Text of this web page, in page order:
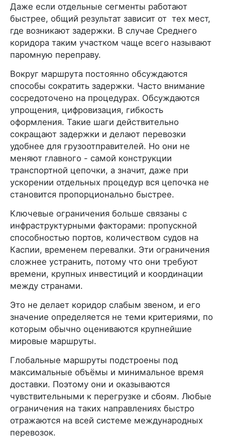
Даже если отдельные сегменты работают
быстрее, общий результат зависит от тех мест,
где возникают задержки. В случае Среднего
коридора таким участком чаще всего называют
паромную переправу.
Вокруг маршрута постоянно обсуждаются
способы сократить задержки. Часто внимание
сосредоточено на процедурах. Обсуждаются
упрощения, цифровизация, гибкость
оформления. Такие шаги действительно
сокращают задержки и делают перевозки
удобнее для грузоотправителей. Но они не
меняют главного - самой конструкции
транспортной цепочки, а значит, даже при
ускорении отдельных процедур вся цепочка не
становится пропорционально быстрее.
Ключевые ограничения больше связаны с
инфраструктурными факторами: пропускной
способностью портов, количеством судов на
Каспии, временем перевалки. Эти ограничения
сложнее устранить, потому что они требуют
времени, крупных инвестиций и координации
между странами.
Это не делает коридор слабым звеном, и его
значение определяется не теми критериями, по
которым обычно оцениваются крупнейшие
мировые маршруты.
Глобальные маршруты подстроены под
максимальные объёмы и минимальное время
доставки. Поэтому они и оказываются
чувствительными к перегрузке и сбоям. Любые
ограничения на таких направлениях быстро
отражаются на всей системе международных
перевозок.